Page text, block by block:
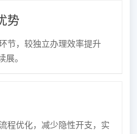
势
节，较独立办理效率提升
展。
程优化，减少隐性开支，实